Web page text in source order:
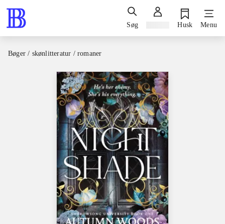
Søg Husk Menu
Bøger / skønlitteratur / romaner